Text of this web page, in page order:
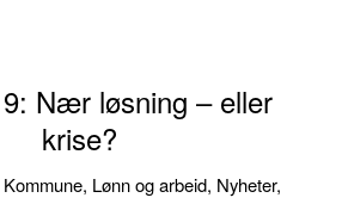
Nær løsning – eller
krise?
Kommune, Lønn og arbeid, Nyheter,